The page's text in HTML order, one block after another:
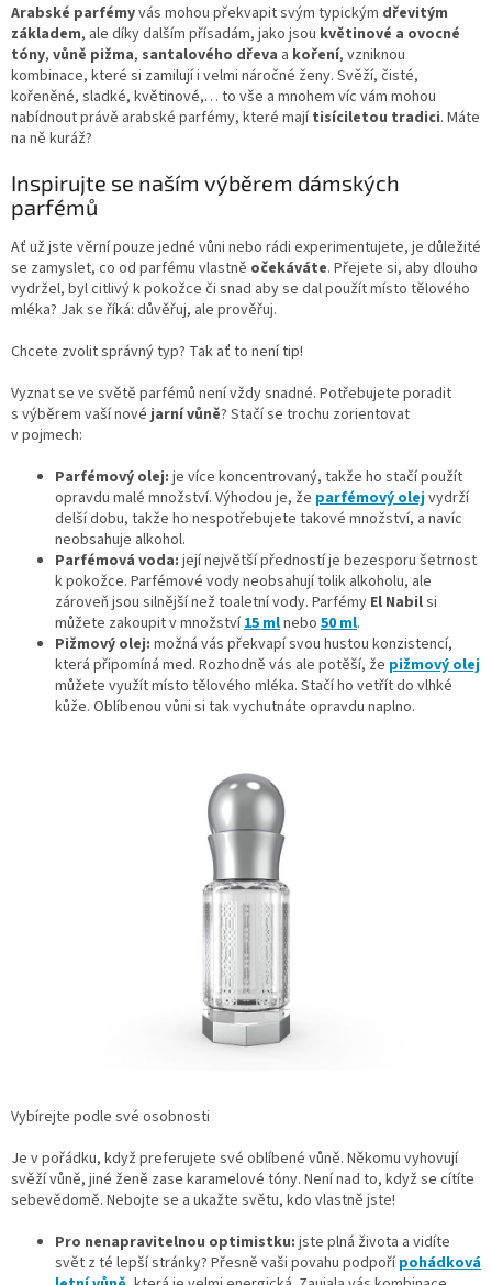
Arabské parfémyvás mohou překvapit svým typickým dřevitým
základem, ale díky dalším přísadám, jako jsou květinové a ovocné
tóny, vůně pižma, santalového dřeva a koření, vzniknou
kombinace, které si zamilují i velmi náročné ženy. Svěží, čisté,
kořeněné, sladké, květinové,… to vše a mnohem víc vám mohou
nabídnout právě arabské parfémy, které majítisíciletou tradici. Máte
na ně kuráž?
Inspirujte se naším výběrem dámských
parfémů
Ať už jste věrní pouze jedné vůni nebo rádi experimentujete, je důležité
se zamyslet, co od parfému vlastně očekáváte. Přejete si, aby dlouho
vydržel, byl citlivý k pokožce či snad aby se dal použít místo tělového
mléka? Jak se říká: důvěřuj, ale prověřuj.
Chcete zvolit správný typ? Tak ať to není tip!
Vyznat se ve světě parfémů není vždy snadné. Potřebujete poradit
s výběrem vaší nové jarní vůně? Stačí se trochu zorientovat
v pojmech:
Parfémový olej: je více koncentrovaný, takže ho stačí použít
opravdu malé množství. Výhodou je, že parfémový olejvydrží
delší dobu, takže ho nespotřebujete takové množství, a navíc
neobsahuje alkohol.
Parfémová voda: její největší předností je bezesporu šetrnost
k pokožce. Parfémové vody neobsahují tolik alkoholu, ale
zároveň jsou silnější než toaletní vody. Parfémy El Nabilsi
můžete zakoupit v množství15 mlnebo 50 ml.
Pižmový olej: možná vás překvapí svou hustou konzistencí,
která připomíná med. Rozhodně vás ale potěší, že pižmový olej
můžete využít místo tělového mléka. Stačí ho vetřít do vlhké
kůže. Oblíbenou vůni si tak vychutnáte opravdu naplno.
Vybírejte podle své osobnosti
Je v pořádku, když preferujete své oblíbené vůně. Někomu vyhovují
svěží vůně, jiné ženě zase karamelové tóny. Není nad to, když se cítíte
sebevědomě. Nebojte se a ukažte světu, kdo vlastně jste!
Pro nenapravitelnou optimistku: jste plná života a vidíte
svět z té lepší stránky? Přesně vaši povahu podpořípohádková